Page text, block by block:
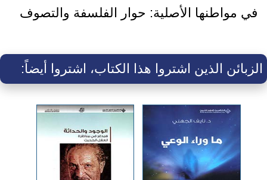
في مواطنها الأصلية: حوار الفلسفة والتصوف
الزبائن الذين اشتروا هذا الكتاب، اشتروا أيضاً: